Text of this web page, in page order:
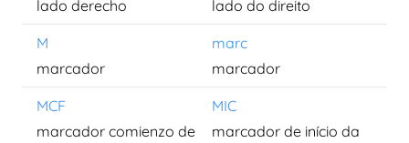
lado derecho
lado do direito
M
marc
marcador
marcador
MCF
MIC
marcador comienzo de
marcador de início da